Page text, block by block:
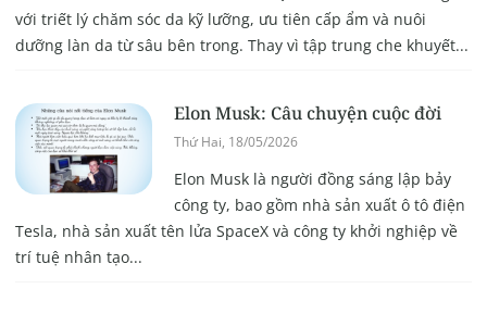
với triết lý chăm sóc da kỹ lưỡng, ưu tiên cấp ẩm và nuôi
dưỡng làn da từ sâu bên trong. Thay vì tập trung che khuyết...
Elon Musk: Câu chuyện cuộc đời
Thứ Hai, 18/05/2026
Elon Musk là người đồng sáng lập bảy
công ty, bao gồm nhà sản xuất ô tô điện
Tesla, nhà sản xuất tên lửa SpaceX và công ty khởi nghiệp về
trí tuệ nhân tạo...